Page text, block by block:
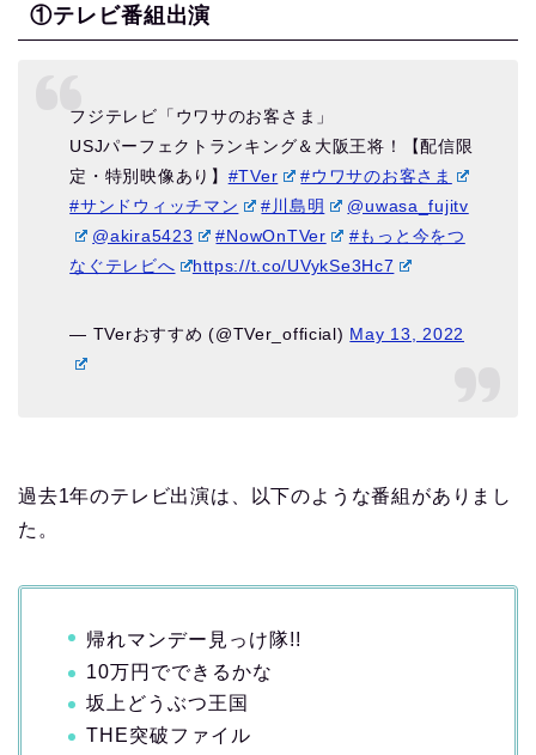
①テレビ番組出演
フジテレビ「ウワサのお客さま」
USJパーフェクトランキング＆大阪王将！【配信限
定・特別映像あり】 #TVer
#ウワサのお客さま
#サンドウィッチマン
#川島明
@uwasa_fujitv
@akira5423
#NowOnTVer
#もっと今をつ
なぐテレビへ
https://t.co/UVykSe3Hc7
— TVerおすすめ (@TVer_official) May 13, 2022
過去1年のテレビ出演は、以下のような番組がありまし
た。
帰れマンデー見っけ隊!!
10万円でできるかな
坂上どうぶつ王国
THE突破ファイル